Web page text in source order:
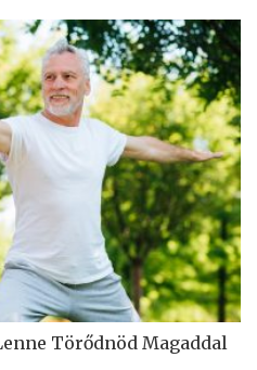
Törődnöd Magaddal